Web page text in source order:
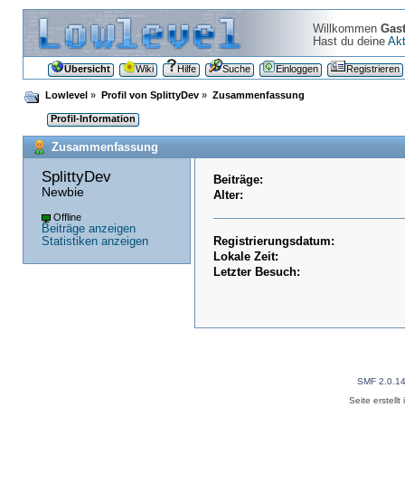
Willkommen Gast
Hast du deine
Übersicht Wiki Hilfe Suche Einloggen Registrieren
Lowlevel » Profil von SplittyDev» Zusammenfassung
Profil-Information
Zusammenfassung
SplittyDev
Newbie
Offline
Beiträge anzeigen
Statistiken anzeigen
Beiträge:
Alter:
Registrierungsdatum:
Lokale Zeit:
Letzter Besuch:
SMF 2.0.14
Seite erstellt